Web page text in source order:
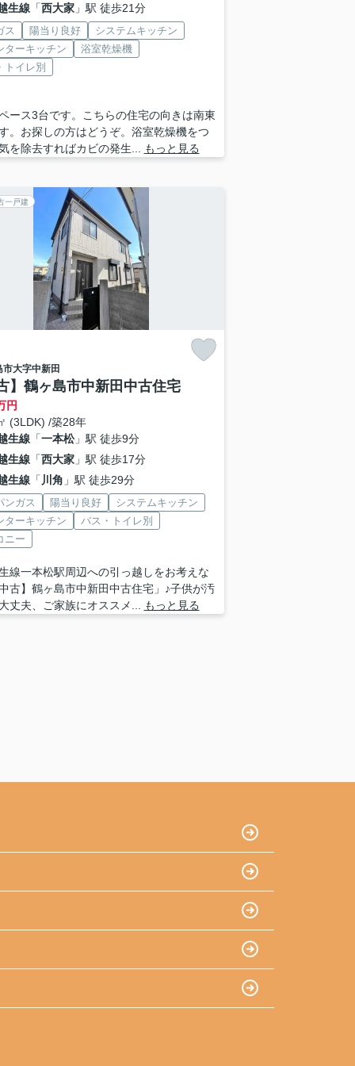
生線「西大家」駅 徒歩21分
ス 陽当り良好
システムキッチン
ターキッチン
浴室乾燥機
トイレ別
ース3台です。こちらの住宅の向きは南東
。お探しの方はどうぞ。浴室乾燥機をつ
を除去すればカビの発生...
もっと見る
一戸建
市大字中新田
】鶴ヶ島市中新田中古住宅
円
(3LDK) /築28年
生線「一本松」駅 徒歩9分
生線「西大家」駅 徒歩17分
生線「 川角 」駅 徒歩29分
ンガス 陽当り良好
システムキッチン
ターキッチン
バス・トイレ別
ニー
線一本松駅周辺への引っ越しをお考えな
古】鶴ヶ島市中新田中古住宅」♪子供が汚
丈夫、ご家族にオススメ...
もっと見る